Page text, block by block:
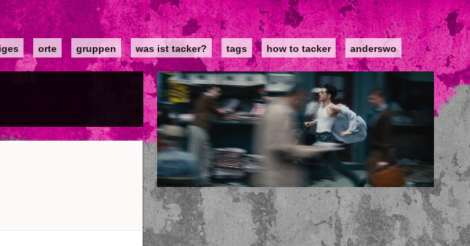
orte gruppen was ist tacker? tags how to tacker anderswo